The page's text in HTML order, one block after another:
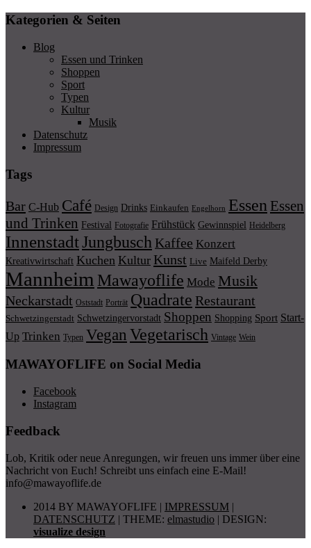
Kategorien & Seiten
Blog
Essen und Trinken
Shoppen
Sport
Typen
Kultur
Musik
Datenschutz
Impressum
Tags
Bar C-Hub Café Design Drinks Einkaufen Engelhorn Essen Essen
und Trinken Festival Fotografie Frühstück Gewinnspiel Heidelberg
InnenstadtJungbusch Kaffee Konzert
Kreativwirtschaft Kuchen Kultur Kunst Live Maifeld Derby
Mannheim Mawayoflife Mode Musik
Neckarstadt Oststadt Porträt Quadrate Restaurant
Schwetzingerstadt Schwetzingervorstadt Shoppen Shopping Sport Start-
Up Trinken Typen Vegan Vegetarisch Vintage Wein
MAWAYOFLIFE on Social Media
Facebook
Instagram
Feedback
Lob, Kritik oder neue Anregungen, wir freuen uns immer über eine
Nachricht von Euch! Schreibt uns einfach eine E-Mail!
info@mawayoflife.de
2014 BY MAWAYOFLIFE | IMPRESSUM |
DATENSCHUTZ | THEME: elmastudio | DESIGN:
visualize design